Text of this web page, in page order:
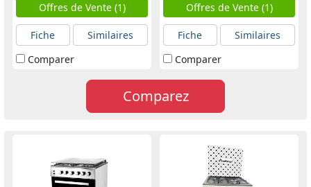
Offres de Vente (1)
Fiche
Similaires
Comparer
Offres de Vente (1)
Fiche
Similaires
Comparer
Comparez